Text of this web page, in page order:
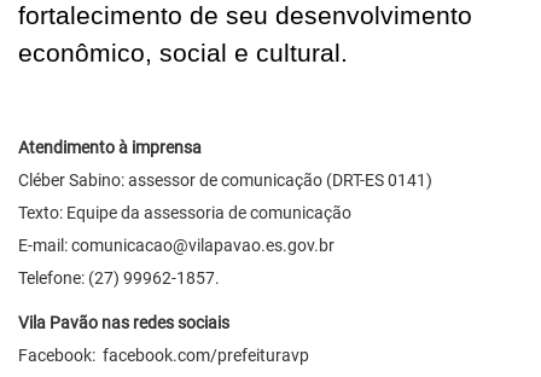
fortalecimento de seu desenvolvimento
econômico, social e cultural.
Atendimento à imprensa
Cléber Sabino: assessor de comunicação (DRT-ES 0141)
Texto: Equipe da assessoria de comunicação
E-mail:comunicacao@vilapavao.es.gov.br
Telefone: (27) 99962-1857.
Vila Pavão nas redes sociais
Facebook: facebook.com/prefeituravp